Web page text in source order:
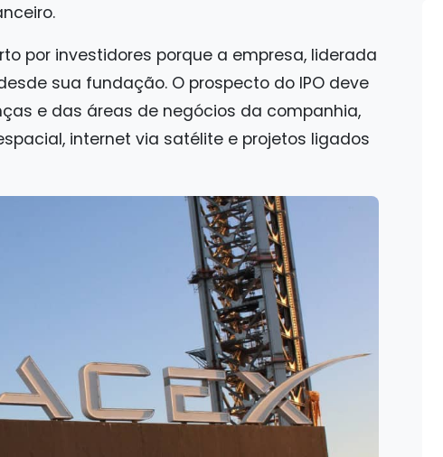
por investidores porque a empresa, liderada
sua fundação. O prospecto do IPO deve
e das áreas de negócios da companhia,
internet via satélite e projetos ligados